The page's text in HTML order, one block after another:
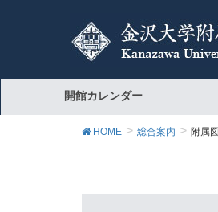
開館カレンダー
HOME 総合案内 附属